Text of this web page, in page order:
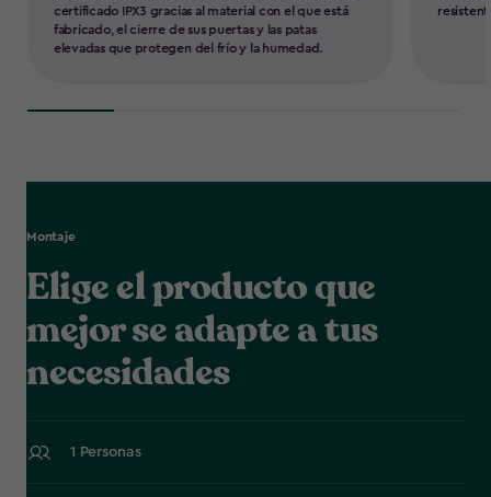
certificado IPX3 gracias al material con el que está
fabricado, el cierre de sus puertas y las patas
elevadas que protegen del frío y la humedad.
Montaje
Elige el producto que
mejor se adapte a tus
necesidades
1 Personas